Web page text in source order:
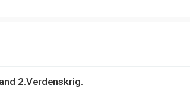
2.Verdenskrig.